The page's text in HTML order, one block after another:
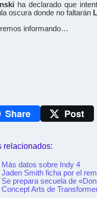
ha declarado que
oscura donde no faltarán
informando…
Share Post
relacionados:
Más datos sobre Indy 4
Jaden Smith ficha por el
Se prepara secuela de
Concept Arts de